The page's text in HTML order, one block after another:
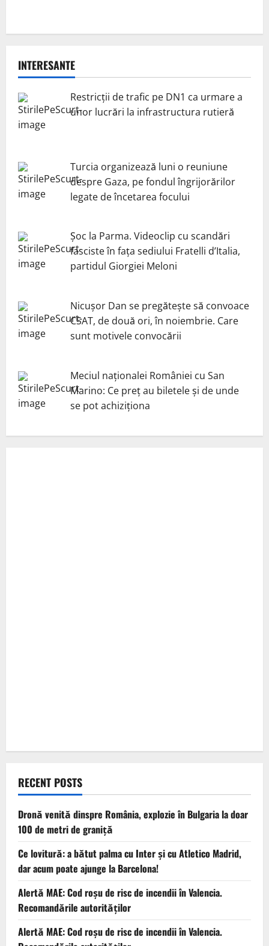
INTERESANTE
Restricții de trafic pe DN1 ca urmare a
unor lucrări la infrastructura rutieră
Turcia organizează luni o reuniune
despre Gaza, pe fondul îngrijorărilor
legate de încetarea focului
Șoc la Parma. Videoclip cu scandări
fasciste în fața sediului Fratelli d’Italia,
partidul Giorgiei Meloni
Nicuşor Dan se pregăteşte să convoace
CSAT, de două ori, în noiembrie. Care
sunt motivele convocării
Meciul naționalei României cu San
Marino: Ce preț au biletele și de unde
se pot achiziționa
RECENT POSTS
Dronă venită dinspre România, explozie în Bulgaria la doar
100 de metri de graniță
Ce lovitură: a bătut palma cu Inter și cu Atletico Madrid,
dar acum poate ajunge la Barcelona!
Alertă MAE: Cod roșu de risc de incendii în Valencia.
Recomandările autorităților
Alertă MAE: Cod roșu de risc de incendii în Valencia.